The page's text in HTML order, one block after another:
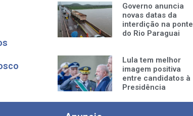
Governo anuncia
novas datas da
interdição na ponte
do Rio Paraguai
Lula tem melhor
imagem positiva
entre candidatos à
Presidência